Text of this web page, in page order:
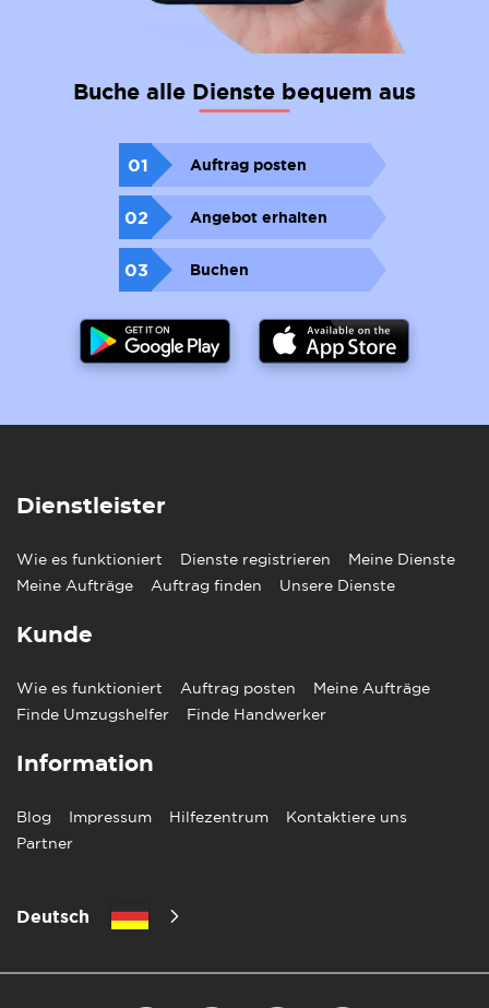
Buche alle Dienste bequem aus
01 Auftrag posten
02 Angebot erhalten
03 Buchen
Dienstleister
Wie es funktioniert Dienste registrieren
Meine Dienste
Meine Aufträge
Auftrag finden Unsere Dienste
Kunde
Wie es funktioniert Auftrag posten
Meine Aufträge
Finde Umzugshelfer
Finde Handwerker
Information
Blog Impressum Hilfezentrum
Kontaktiere uns
Partner
Deutsch